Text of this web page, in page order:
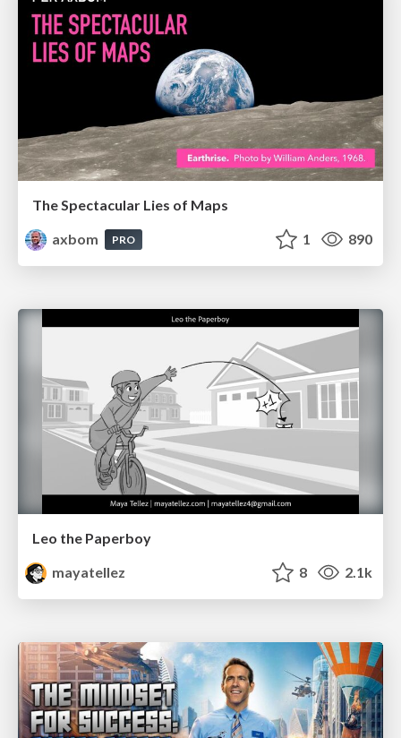
The Spectacular Lies of Maps
axbom
PRO 1 890
Leo the Paperboy
mayatellez
8 2.1k